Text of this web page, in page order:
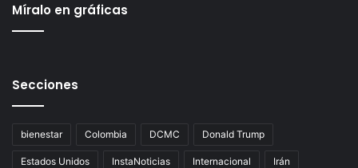
Míralo en gráficas
Secciones
bienestar Colombia DCMC Donald Trump
Estados Unidos InstaNoticias Internacional Irán